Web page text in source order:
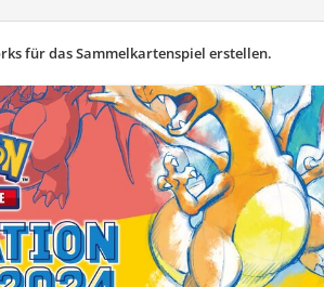
für das Sammelkartenspiel erstellen.